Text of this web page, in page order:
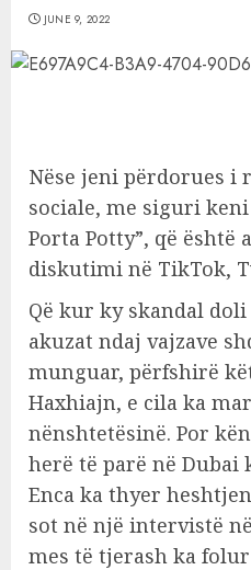
JUNE 9, 2022
Nëse jeni përdorues
sociale, me siguri
Porta Potty”, që
diskutimi në TikTok,
Që kur ky skandal
akuzat ndaj vajzave
munguar, përfshirë
Haxhiajn, e cila ka
nënshtetësinë. Por
herë të parë në Dubai
Enca ka thyer
sot në një intervistë
mes të tjerash ka